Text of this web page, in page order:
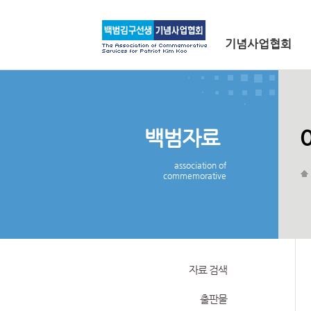
기념사업협회
백범자료
association of
commemorative
자료 검색
출판물